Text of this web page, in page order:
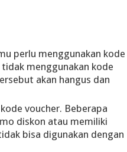
perlu menggunakan kode
menggunakan kode
akan hangus dan
voucher. Beberapa
diskon atau memiliki
bisa digunakan dengan